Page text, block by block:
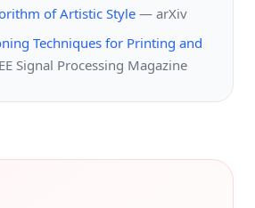
of Artistic Style— arXiv
Techniques for Printing and
Signal Processing Magazine